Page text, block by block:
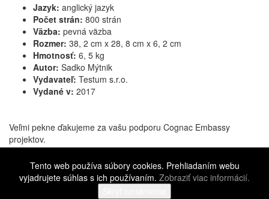
Jazyk: anglický jazyk
Počet strán: 800 strán
Väzba: pevná väzba
Rozmer: 38, 2 cm x 28, 8 cm x 6, 2 cm
Hmotnosť: 6, 5 kg
Autor: Sadko Mýtnik
Vydavateľ: Testum s.r.o.
Vydané v: 2017
Veľmi pekne ďakujeme za vašu podporu Cognac Embassy
projektov.
embassy.com.
2016 - 2026 Cognac Embassy
Tento web používa súbory cookies. Prehliadaním webu
vyjadrujete súhlas s ich používaním. Zobraziť viac informácií.